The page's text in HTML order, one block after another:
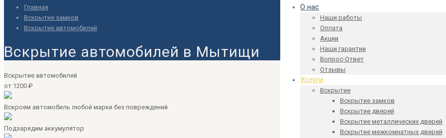
О нас
Наши работы
Оплата
Акции
Наши гарантии
Вопрос-Ответ
Отзывы
Услуги
Вскрытие
Вскрытие замков
Вскрытие дверей
Вскрытие металлических дверей
Вскрытие межкомнатных дверей
Главная
Вскрытие замков
Вскрытие автомобилей
Вскрытие автомобилей в Мытищи
Вскрытие автомобилей
от 1200 ₽
Вскроем автомобиль любой марки без повреждений
Подзарядим аккумулятор